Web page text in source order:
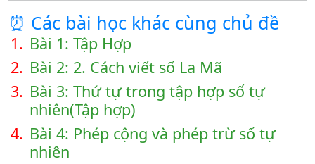
⏰ Các bài học khác cùng chủ đề
1. Bài 1: Tập Hợp
2. Bài 2: 2. Cách viết số La Mã
3. Bài 3: Thứ tự trong tập hợp số tự
nhiên(Tập hợp)
4. Bài 4: Phép cộng và phép trừ số tự
nhiên